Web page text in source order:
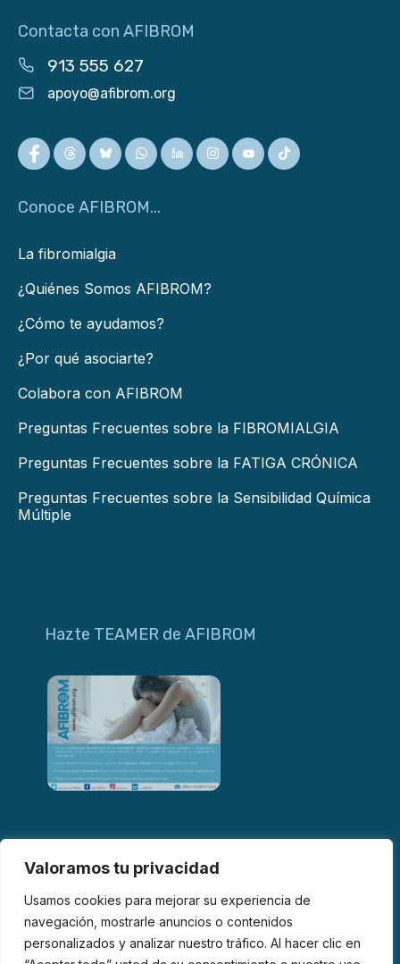
Valoramos tu privacidad
Usamos cookies para mejorar su experiencia de
navegación, mostrarle anuncios o contenidos
personalizados y analizar nuestro tráfico. Al hacer clic en
Contacta con AFIBROM
913 555 627
apoyo@afibrom.org
Conoce AFIBROM...
La fibromialgia
¿Quiénes Somos AFIBROM?
¿Cómo te ayudamos?
¿Por qué asociarte?
Colabora con AFIBROM
Preguntas Frecuentes sobre la FIBROMIALGIA
Preguntas Frecuentes sobre la FATIGA CRÓNICA
Preguntas Frecuentes sobre la Sensibilidad Química
Múltiple
Hazte TEAMER de AFIBROM